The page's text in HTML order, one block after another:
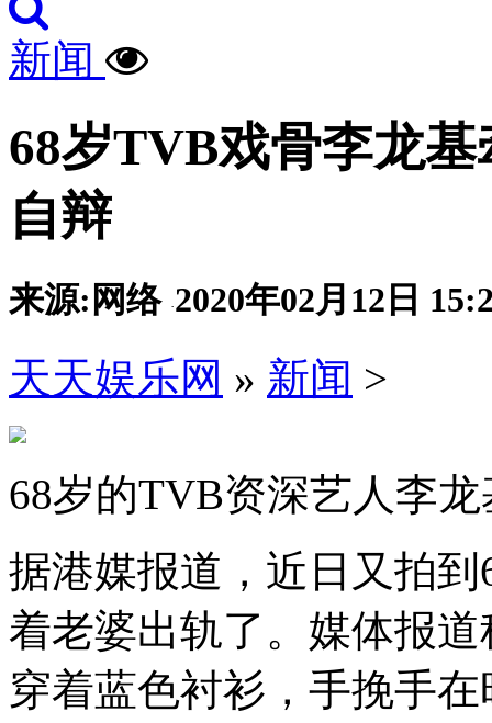
新闻
68岁TVB戏骨李龙
自辩
来源:网络 ·2020年02月12日
天天娱乐网 » 新闻 >
68岁的TVB资深艺人李
据港媒报道，近日又拍
着老婆出轨了。媒体报
穿着蓝色衬衫，手挽手